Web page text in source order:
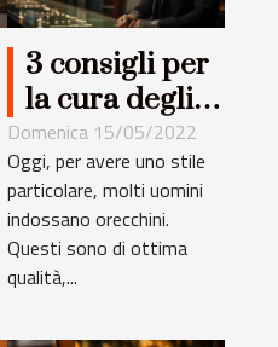
3 consigli per
la cura degli
orecchini da
uomo
Domenica 15/05/2022
Oggi, per avere uno stile
particolare, molti uomini
indossano orecchini.
Questi sono di ottima
qualità,...